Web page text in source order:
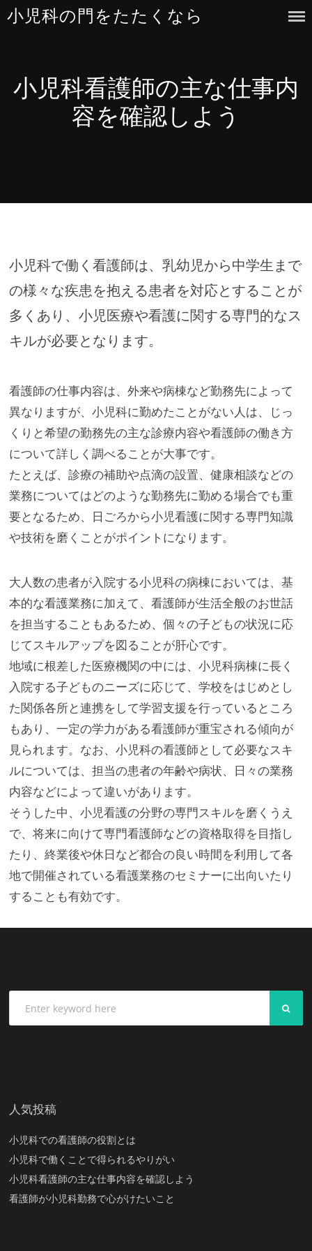
Skip
小児科の門をたたくなら
小児科看護師の主な仕事内
容を確認しよう
小児科で働く看護師は、乳幼児から中学生まで
の様々な疾患を抱える患者を対応とすることが
多くあり、小児医療や看護に関する専門的なス
キルが必要となります。
看護師の仕事内容は、外来や病棟など勤務先によって
異なりますが、小児科に勤めたことがない人は、じっ
くりと希望の勤務先の主な診療内容や看護師の働き方
について詳しく調べることが大事です。
たとえば、診療の補助や点滴の設置、健康相談などの
業務についてはどのような勤務先に勤める場合でも重
要となるため、日ごろから小児看護に関する専門知識
や技術を磨くことがポイントになります。
大人数の患者が入院する小児科の病棟においては、基
本的な看護業務に加えて、看護師が生活全般のお世話
を担当することもあるため、個々の子どもの状況に応
じてスキルアップを図ることが肝心です。
地域に根差した医療機関の中には、小児科病棟に長く
入院する子どものニーズに応じて、学校をはじめとし
た関係各所と連携をして学習支援を行っているところ
もあり、一定の学力がある看護師が重宝される傾向が
見られます。なお、小児科の看護師として必要なスキ
ルについては、担当の患者の年齢や病状、日々の業務
内容などによって違いがあります。
そうした中、小児看護の分野の専門スキルを磨くうえ
で、将来に向けて専門看護師などの資格取得を目指し
たり、終業後や休日など都合の良い時間を利用して各
地で開催されている看護業務のセミナーに出向いたり
することも有効です。
人気投稿
小児科での看護師の役割とは
小児科で働くことで得られるやりがい
小児科看護師の主な仕事内容を確認しよう
看護師が小児科勤務で心がけたいこと